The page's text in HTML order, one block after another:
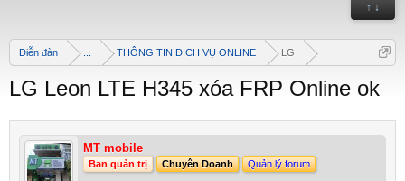
↑ ↓
Diễn đàn THÔNG TIN DỊCH VỤ ONLINE LG
LG Leon LTE H345 xóa FRP Online ok
MT mobile
Ban quản trị Chuyên Doanh Quản lý forum